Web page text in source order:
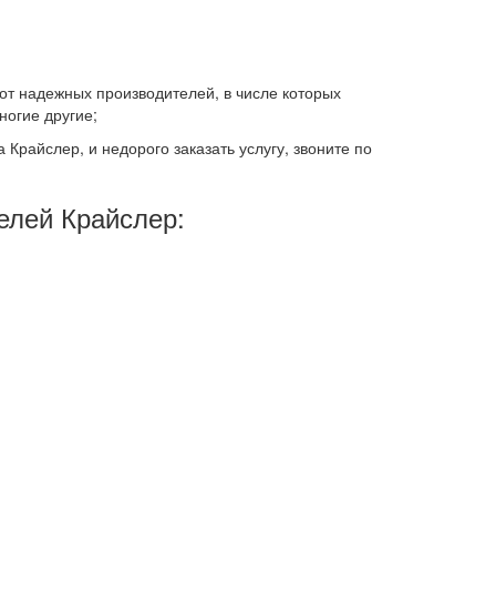
надежных производителей, в числе которых
другие;
и недорого заказать услугу, звоните по
Крайслер: